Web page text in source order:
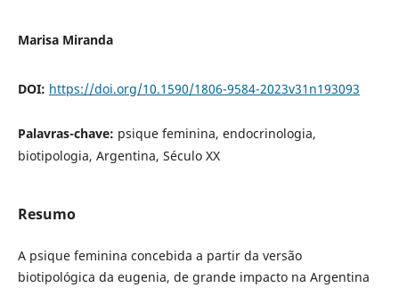
Marisa Miranda
DOI: https://doi.org/10.1590/1806-9584-2023v31n193093
Palavras-chave: psique feminina, endocrinologia,
biotipologia, Argentina, Século XX
Resumo
A psique feminina concebida a partir da versão
biotipológica da eugenia, de grande impacto na Argentina